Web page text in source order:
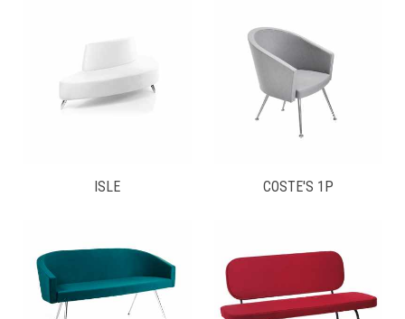
ISLE COSTE'S 1P